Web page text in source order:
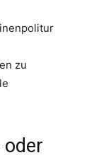
zu
oder